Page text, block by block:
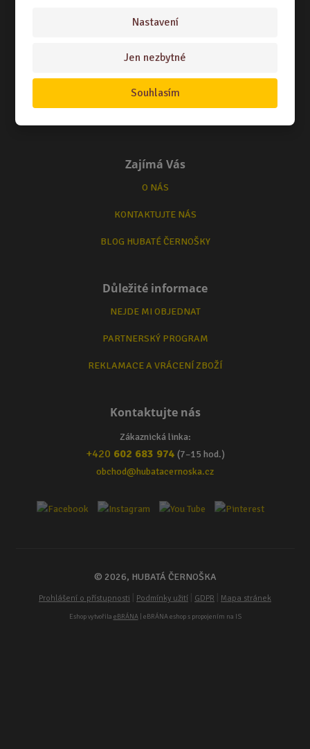
Nastavení
Jen nezbytné
Souhlasím
Vše o nákupu
TERMÍNY ODESLÁNÍ ZBOŽÍ
ZPŮSOB DORUČENÍ
Zajímá Vás
O NÁS
KONTAKTUJTE NÁS
BLOG HUBATÉ ČERNOŠKY
Důležité informace
NEJDE MI OBJEDNAT
PARTNERSKÝ PROGRAM
REKLAMACE A VRÁCENÍ ZBOŽÍ
Kontaktujte nás
Zákaznická linka:
+420 602 683 974 (7–15 hod.)
obchod@hubatacernoska.cz
© 2026, HUBATÁ ČERNOŠKA
Prohlášení o přístupnosti Podmínky užití GDPR Mapa stránek
Eshop vytvořila eBRÁNA| eBRÁNA eshop s propojením na IS